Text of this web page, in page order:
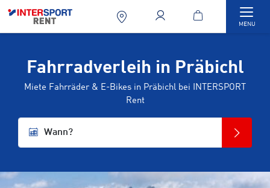
MENU
Fahrradverleih in Präbichl
Miete Fahrräder & E-Bikes in Präbichl bei INTERSPORT
Rent
Wann?